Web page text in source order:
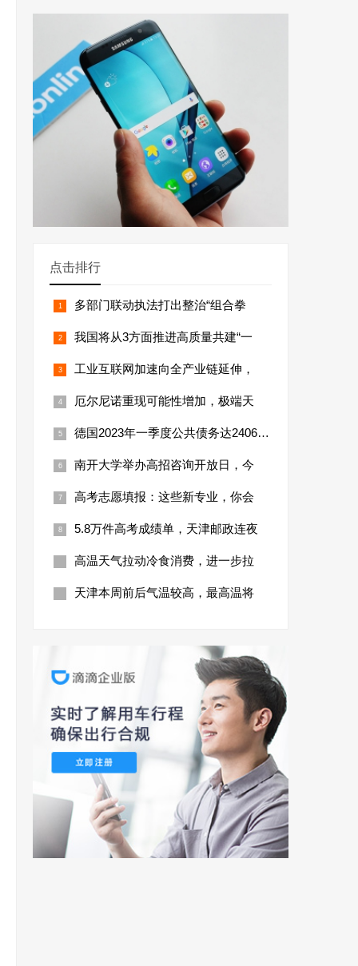
点击排行
多部门联动执法打出整治“组合拳
我国将从3方面推进高质量共建“一
工业互联网加速向全产业链延伸，
厄尔尼诺重现可能性增加，极端天
德国2023年一季度公共债务达24066亿
南开大学举办高招咨询开放日，今
高考志愿填报：这些新专业，你会
5.8万件高考成绩单，天津邮政连夜
高温天气拉动冷食消费，进一步拉
天津本周前后气温较高，最高温将